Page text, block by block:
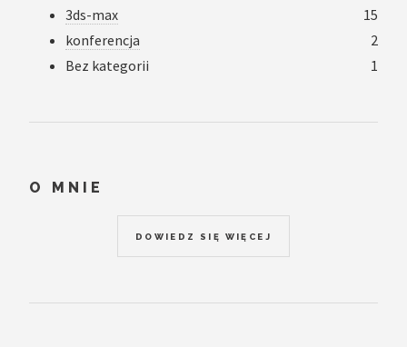
3ds-max
15
konferencja
2
Bez kategorii
1
O MNIE
DOWIEDZ SIĘ WIĘCEJ